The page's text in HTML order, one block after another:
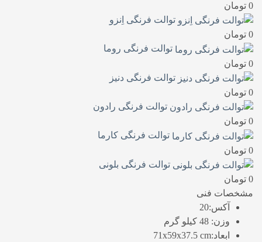
0 تومان
توالت فرنگی اِنزو
0 تومان
توالت فرنگی روما
0 تومان
توالت فرنگی دنیز
0 تومان
توالت فرنگی رادون
0 تومان
توالت فرنگی کارما
0 تومان
توالت فرنگی بلونی
0 تومان
مشخصات فنی
آکس:20
وزن:48 کیلو گرم
ابعاد:71x59x37.5 cm